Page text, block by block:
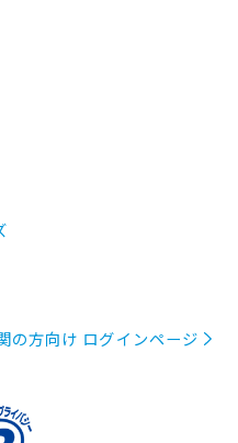
の方向け ログインページ